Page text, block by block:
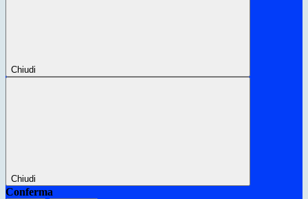
Chiudi
Chiudi
Conferma